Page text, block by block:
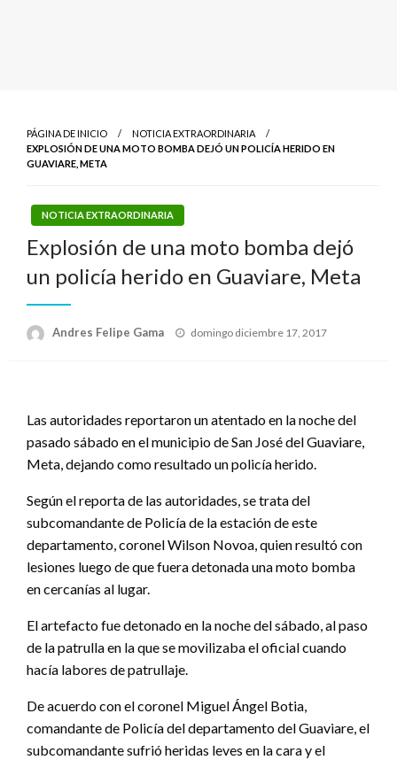
PÁGINA DE INICIO
NOTICIA EXTRAORDINARIA
EXPLOSIÓN DE UNA MOTO BOMBA DEJÓ UN POLICÍA HERIDO EN
GUAVIARE, META
NOTICIA EXTRAORDINARIA
Explosión de una moto bomba dejó
un policía herido en Guaviare, Meta
Andres Felipe Gama
Publicado
domingo diciembre 17, 2017
Las autoridades reportaron un atentado en la noche del
pasado sábado en el municipio de San José del Guaviare,
Meta, dejando como resultado un policía herido.
Según el reporta de las autoridades, se trata del
subcomandante de Policía de la estación de este
departamento, coronel Wilson Novoa, quien resultó con
lesiones luego de que fuera detonada una moto bomba
en cercanías al lugar.
El artefacto fue detonado en la noche del sábado, al paso
de la patrulla en la que se movilizaba el oficial cuando
hacía labores de patrullaje.
De acuerdo con el coronel Miguel Ángel Botia,
comandante de Policía del departamento del Guaviare, el
subcomandante sufrió heridas leves en la cara y el